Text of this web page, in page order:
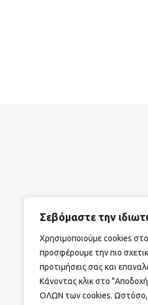
Σεβόμαστε την
Χρησιμοποιούμε cookies
προσφέρουμε την πιο
προτιμήσεις σας και
Κάνοντας κλικ στο
ΟΛΩΝ των cookies. Ωστόσο,
ΣΧΕΤΙΚΑ ΜΕ ΕΜΑΣ
Διεύθυνση: Λ.